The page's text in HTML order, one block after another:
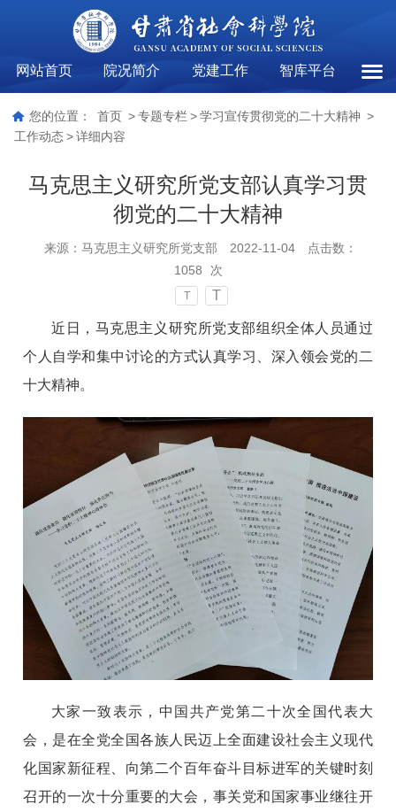
网站首页 院况简介 党建工作 智库平台
工作
您的位置： 首页 > 专题专栏 > 学习宣传贯彻党的二十大精神 >
工作动态 > 详细内容
马克思主义研究所党支部认真学习贯
彻党的二十大精神
来源： 马克思主义研究所党支部 2022-11-04
点击数：
1058
次
T T
近日，马克思主义研究所党支部组织全体人员通过
个人自学和集中讨论的方式认真学习、深入领会党的二
十大精神。
大家一致表示，中国共产党第二十次全国代表大
会，是在全党全国各族人民迈上全面建设社会主义现代
化国家新征程、向第二个百年奋斗目标进军的关键时刻
召开的一次十分重要的大会，事关党和国家事业继往开